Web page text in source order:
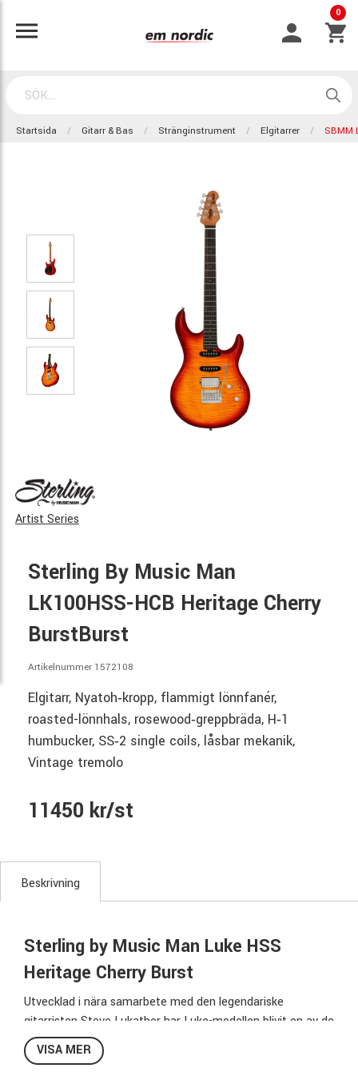
0
Startsida Gitarr & Bas Stränginstrument Elgitarrer SBMM
Artist Series
Sterling By Music Man
LK100HSS-HCB Heritage Cherry
BurstBurst
Artikelnummer 1572108
Elgitarr, Nyatoh‑kropp, flammigt lönnfanér,
roasted-lönnhals, rosewood‑greppbräda, H‑1
humbucker, SS‑2 single coils, låsbar mekanik,
Vintage tremolo
11450 kr/st
Beskrivning
Sterling by Music Man Luke HSS
Heritage Cherry Burst
Utvecklad i nära samarbete med den legendariske
gitarristen Steve Lukather har Luke-modellen blivit en av de
mest igenkännbara moderna elgitarrerna på marknaden.
Nya Luke HSS bygger vidare på den ikoniska
VISA MER